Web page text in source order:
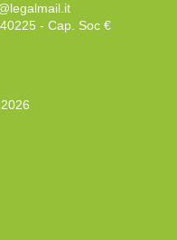
- Cap. Soc €